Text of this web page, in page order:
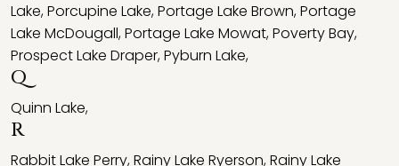
Lake,Porcupine Lake,Portage Lake Brown,Portage
Lake McDougall,Portage Lake Mowat,Poverty Bay,
Prospect Lake Draper,Pyburn Lake,
Q
Quinn Lake,
R
Rabbit Lake Perry,Rainy Lake Ryerson,Rainy Lake